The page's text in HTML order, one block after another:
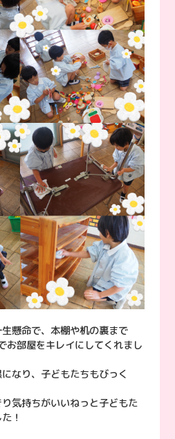
懸命で、本棚や机の裏まで
お部屋をキレイにしてくれまし
なり、子どもたちもびっく
気持ちがいいねっと子どもた
！